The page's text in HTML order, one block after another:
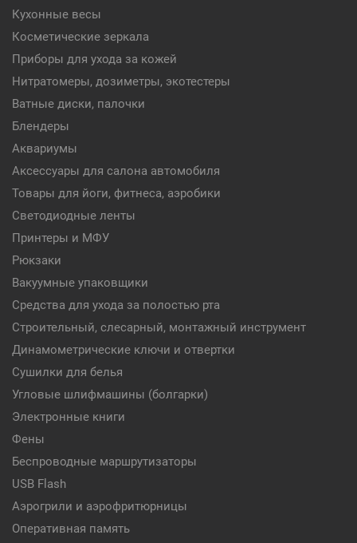
Кухонные весы
Косметические зеркала
Приборы для ухода за кожей
Нитратомеры, дозиметры, экотестеры
Ватные диски, палочки
Блендеры
Аквариумы
Аксессуары для салона автомобиля
Товары для йоги, фитнеса, аэробики
Светодиодные ленты
Принтеры и МФУ
Рюкзаки
Вакуумные упаковщики
Средства для ухода за полостью рта
Строительный, слесарный, монтажный инструмент
Динамометрические ключи и отвертки
Сушилки для белья
Угловые шлифмашины (болгарки)
Электронные книги
Фены
Беспроводные маршрутизаторы
USB Flash
Аэрогрили и аэрофритюрницы
Оперативная память